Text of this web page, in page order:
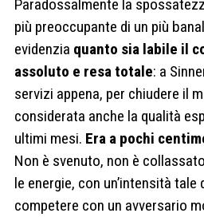
Paradossalmente la
più preoccupante di un più
evidenzia quanto sia labile il
assoluto e resa totale: a
servizi appena, per chiudere il
considerata anche la qualità
ultimi mesi. Era a pochi
Non è svenuto, non è
le energie, con un’intensità tale
competere con un avversario